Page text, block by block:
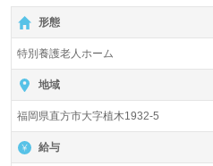
上有資格者向け求人＊『植木
です。
入居定員50名（50室/ユニット
人ホーム植木ひかり苑』社会
岡県直方市）様の運営です。
人ホーム、ショートステイ、障
展開されています。
形態
特別養護老人ホーム
地域
福岡県直方市大字植木1932-5
給与